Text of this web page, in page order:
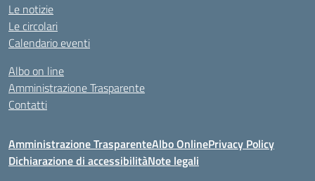
Le notizie
Le circolari
Calendario eventi
Albo on line
Amministrazione Trasparente
Contatti
Amministrazione TrasparenteAlbo OnlinePrivacy Policy
Dichiarazione di accessibilitàNote legali